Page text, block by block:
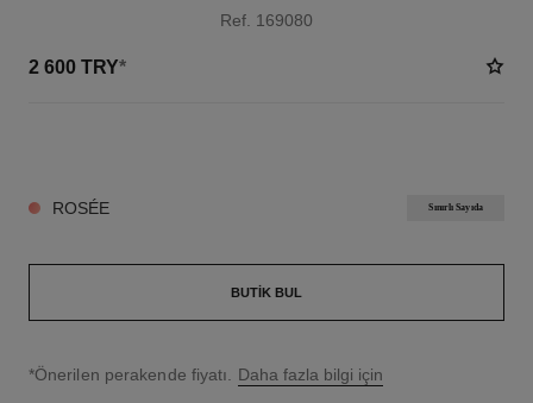
Ref. 169080
2 600 TRY*
ROSÉE Sınırlı Sayıda
BUTIK BUL
↩
*Önerilen perakende fiyatı. Daha fazla bilgi için